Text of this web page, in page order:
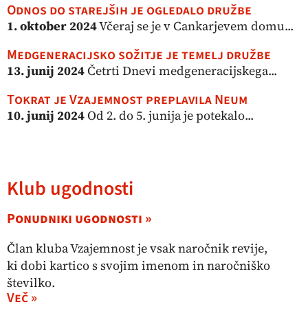
Odnos do starejših je ogledalo družbe
1. oktober 2024Včeraj se je v Cankarjevem domu...
Medgeneracijsko sožitje je temelj družbe
13. junij 2024Četrti Dnevi medgeneracijskega...
Tokrat je Vzajemnost preplavila Neum
10. junij 2024Od 2. do 5. junija je potekalo...
Klub ugodnosti
Ponudniki ugodnosti »
Član kluba Vzajemnost je vsak naročnik revije,
ki dobi kartico s svojim imenom in naročniško
številko.
Več »